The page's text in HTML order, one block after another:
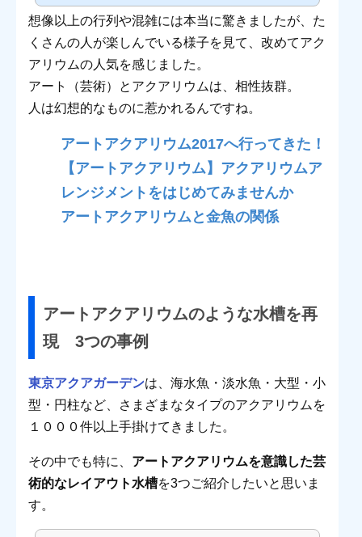
開催時間：11時～23時30分（最終入場23時）会場：日本橋三井ホー
想像以上の行列や混雑には本当に驚きましたが、た
くさんの人が楽しんでいる様子を見て、改めてアク
アリウムの人気を感じました。
アート（芸術）とアクアリウムは、相性抜群。
人は幻想的なものに惹かれるんですね。
アートアクアリウム2017へ行ってきた！
【アートアクアリウム】アクアリウムア
レンジメントをはじめてみませんか
アートアクアリウムと金魚の関係
アートアクアリウムのような水槽を再
現 3つの事例
東京アクアガーデンは、海水魚・淡水魚・大型・小
型・円柱など、さまざまなタイプのアクアリウムを
１０００件以上手掛けてきました。
その中でも特に、 アートアクアリウムを意識した芸
術的なレイアウト水槽を3つご紹介したいと思いま
す。